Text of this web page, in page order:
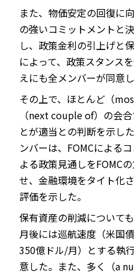
また、物価安定の回復に
の強いコミットメントと
し、政策金利の引上げと
によって、政策スタンス
えにも全メンバーが同意し
その上で、ほとんど（
（next couple of）の会
とが適当との判断を示し
ンバーは、FOMCによる
よる政策見通しをFOMC
せ、金融環境をタイト化
評価を示した。
保有資産の削減について
月後には巡航速度（米国
350億ドル/月）とする執
意した。また、多く（a